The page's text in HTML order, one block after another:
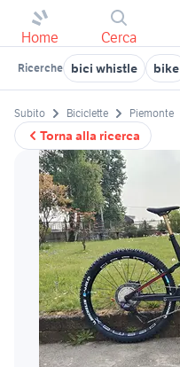
Home Cerca
Ricerche bici whistle bike
Torna alla ricerca
Subito Biciclette Piemonte